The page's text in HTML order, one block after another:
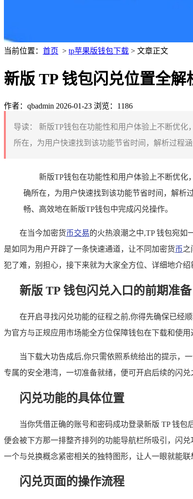
当前位置： 首页 > tp苹果版钱包下载 > 文章正文
新版 TP 钱包闪兑位置全解
作者：qbadmin 2026-01-23 浏览：1186
导读：
新版TP钱包在功能性和用户体验上不断优
所在，为用户快速找到该功能节省时间，解析过程
新版TP钱包在功能性和用户体验上不断优
确所在，为用户快速找到该功能节省时间，解析
畅、高效地在新版TP钱包中完成闪兑操作。
在当今加密货币交易的火热浪潮之中,TP 钱包宛如
是如同为用户开辟了一条快速通道，让不同加密货币之
犯了难，别担心，接下来就为大家全方位、详细地介绍
新版 TP 钱包闪兑入口的前期准备
在开启寻找闪兑功能的征程之前,你得先确保已经
为官方与正规应用市场能全方位保障钱包在下载和使
当下载大功告成后,你只需依照系统给出的提示，
专属的安全港湾，一切准备就绪，便可开启后续的闪兑
闪兑功能的具体位置
当你凭借正确的账号和密码成功登录新版 TP 钱
便会被下方那一排整齐排列的功能导航栏所吸引，闪
一个与兑换概念紧密相关的独特图形，让人一眼就能
闪兑页面的操作流程